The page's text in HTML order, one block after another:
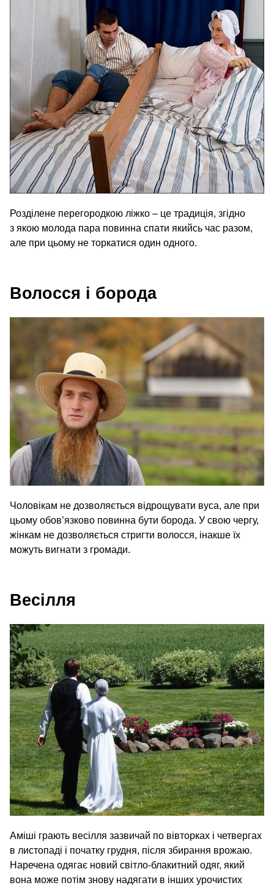
Розділене перегородкою ліжко – це традиція, згідно
з якою молода пара повинна спати якийсь час разом,
але при цьому не торкатися один одного.
Волосся і борода
Чоловікам не дозволяється відрощувати вуса, але при
цьому обов’язково повинна бути борода. У свою чергу,
жінкам не дозволяється стригти волосся, інакше їх
можуть вигнати з громади.
Весілля
Аміші грають весілля зазвичай по вівторках і четвергах
в листопаді і початку грудня, після збирання врожаю.
Наречена одягає новий світло-блакитний одяг, який
вона може потім знову надягати в інших урочистих